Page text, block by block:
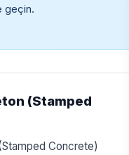
geçin.
(Stamped
Concrete)